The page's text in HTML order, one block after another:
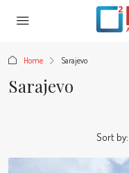
Home Sarajevo
Sarajevo
Sort by: